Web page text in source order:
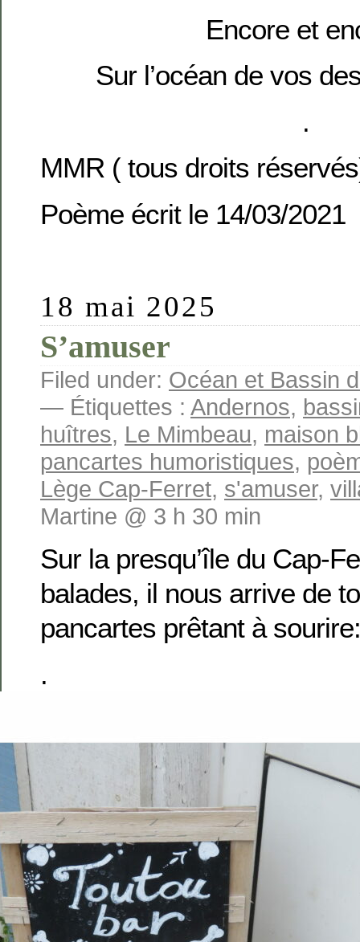
Encore et
Sur l’océan de vos
.
MMR ( tous droits
Poème écrit le 14/03/2021
18 mai 2025
S’amuser
Filed under: Océan et Bassin
— Étiquettes : Andernos,
huîtres, Le Mimbeau, maison
pancartes humoristiques,
Lège Cap-Ferret, s'amuser,
Martine @ 3 h 30 min
Sur la presqu’île du Cap-
balades, il nous arrive de
pancartes prêtant à sourire:
.